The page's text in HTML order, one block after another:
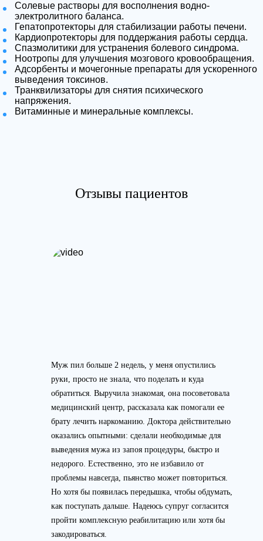
Солевые растворы для восполнения водно-
электролитного баланса.
Гепатопротекторы для стабилизации работы печени.
Кардиопротекторы для поддержания работы сердца.
Спазмолитики для устранения болевого синдрома.
Ноотропы для улучшения мозгового кровообращения.
Адсорбенты и мочегонные препараты для ускоренного
выведения токсинов.
Транквилизаторы для снятия психического
напряжения.
Витаминные и минеральные комплексы.
Отзывы пациентов
Муж пил больше 2 недель, у меня опустились
руки, просто не знала, что поделать и куда
обратиться. Выручила знакомая, она посоветовала
медицинский центр, рассказала как помогали ее
брату лечить наркоманию. Доктора действительно
оказались опытными: сделали необходимые для
выведения мужа из запоя процедуры, быстро и
недорого. Естественно, это не избавило от
проблемы навсегда, пьянство может повториться.
Но хотя бы появилась передышка, чтобы обдумать,
как поступать дальше. Надеюсь супруг согласится
пройти комплексную реабилитацию или хотя бы
закодироваться.